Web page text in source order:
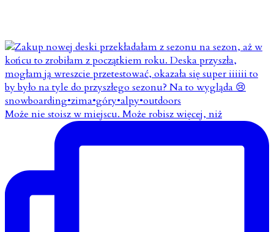
Może nie stoisz w miejscu. Może robisz więcej, niż